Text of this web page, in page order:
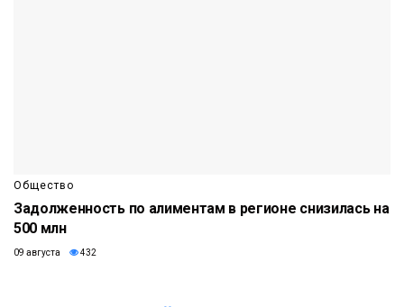
Общество
Задолженность по алиментам в регионе снизилась на
500 млн
09 августа 432